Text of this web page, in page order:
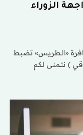
الزوراء
«الطريس» تضبط
) نتمنى لكم